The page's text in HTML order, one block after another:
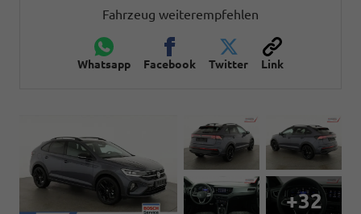
Fahrzeug weiterempfehlen
Whatsapp Facebook Twitter Link
+32